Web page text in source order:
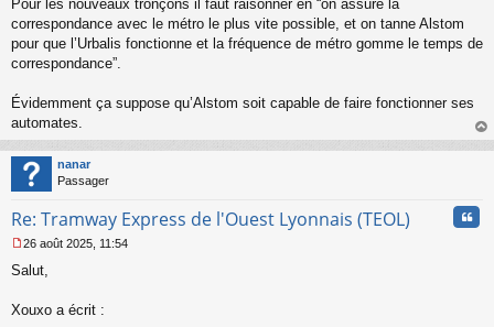
n
o
n
u
Pour les nouveaux tronçons il faut raisonner en “on assure la
correspondance avec le métro le plus vite possible, et on tanne Alstom
pour que l’Urbalis fonctionne et la fréquence de métro gomme le temps de
correspondance”.
Évidemment ça suppose qu’Alstom soit capable de faire fonctionner ses
automates.
au
nanar
Passager
Re: Tramway Express de l'Ouest Lyonnais (TEOL)
e
s
26 août 2025, 11:54
Salut,
Xouxo a écrit :